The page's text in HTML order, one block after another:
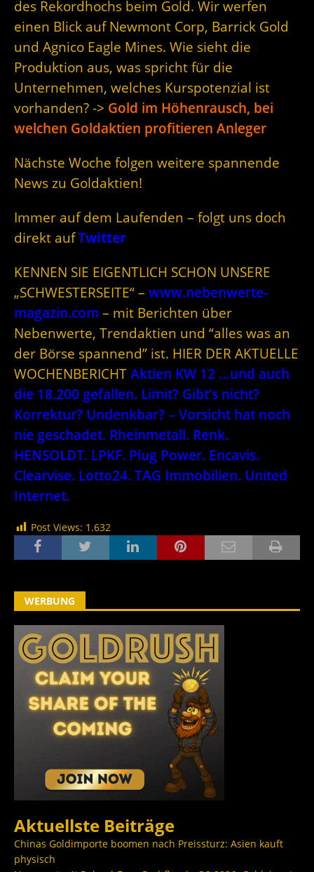
des Rekordhochs beim Gold. Wir werfen
einen Blick auf Newmont Corp, Barrick Gold
und Agnico Eagle Mines. Wie sieht die
Produktion aus, was spricht für die
Unternehmen, welches Kurspotenzial ist
vorhanden? -> Gold im Höhenrausch, bei
welchen Goldaktien profitieren Anleger
Nächste Woche folgen weitere spannende
News zu Goldaktien!
Immer auf dem Laufenden – folgt uns doch
direkt aufTwitter
KENNEN SIE EIGENTLICH SCHON UNSERE
„SCHWESTERSEITE“ – www.nebenwerte-
magazin.com – mit Berichten über
Nebenwerte, Trendaktien und “alles was an
der Börse spannend” ist. HIER DER AKTUELLE
WOCHENBERICHT Aktien KW 12 …und auch
die 18.200 gefallen. Limit? Gibt’s nicht?
Korrektur? Undenkbar? – Vorsicht hat noch
nie geschadet. Rheinmetall. Renk.
HENSOLDT. LPKF. Plug Power. Encavis.
Clearvise. Lotto24. TAG Immobilien. United
Internet.
Post Views: 1.632
WERBUNG
Aktuellste Beiträge
Chinas Goldimporte boomen nach Preissturz: Asien kauft
physisch